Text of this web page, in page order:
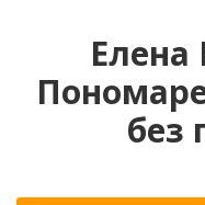
Елена
без